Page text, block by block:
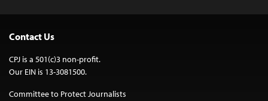
Contact Us
CPJ is a 501(c)3 non-profit.
Our EIN is 13-3081500.
Committee to Protect Journalists